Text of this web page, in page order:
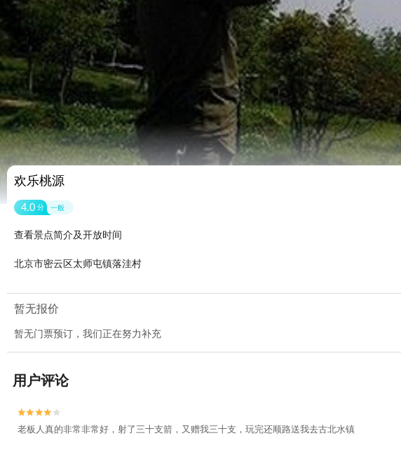
欢乐桃源
4.0 分 一般
查看景点简介及开放时间
北京市密云区太师屯镇落洼村
暂无报价
暂无门票预订，我们正在努力补充
用户评论


老板人真的非常非常好，射了三十支箭，又赠我三十支，玩完还顺路送我去古北水镇